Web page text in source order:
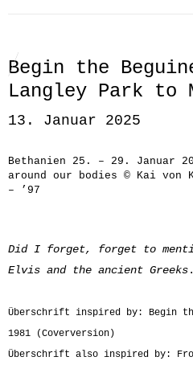
Begin the
Langley Park to
13. Januar 2025
Bethanien 25. – 29. Januar
around our bodies © Kai von
– ’97
Did I forget, forget to
Elvis and the ancient Greeks.
Überschrift inspired by: Begin
1981 (Coverversion)
Überschrift also inspired by: